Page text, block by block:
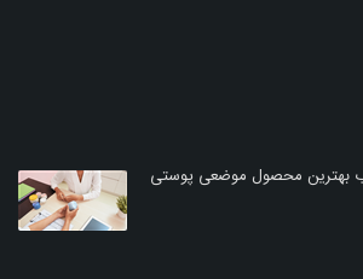
بهترین محصول موضعی پوستی